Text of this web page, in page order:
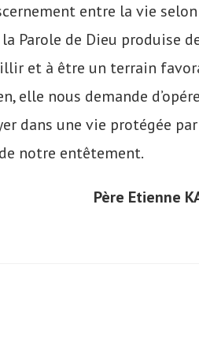
entre la vie
Parole de Dieu produise
et à être un terrain
elle nous demande
dans une vie protégée
notre entêtement.
Père Etienne